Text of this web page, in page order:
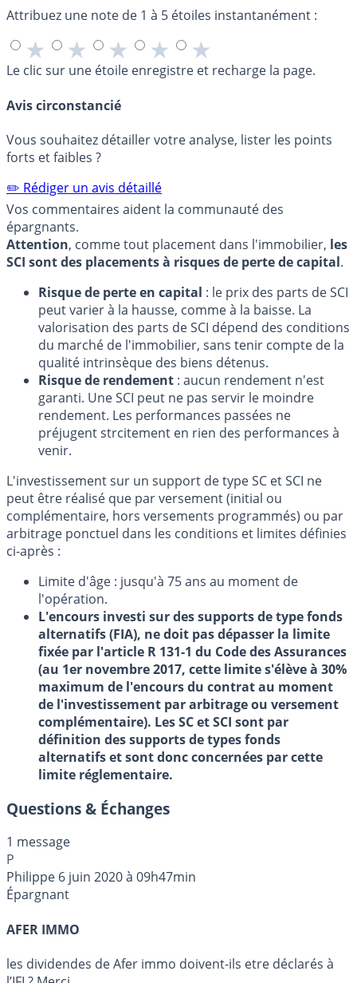
Attribuez une note de 1 à 5 étoiles instantanément :
★ ★ ★ ★ ★
Le clic sur une étoile enregistre et recharge la page.
Avis circonstancié
Vous souhaitez détailler votre analyse, lister les points
forts et faibles ?
✏️ Rédiger un avis détaillé
Vos commentaires aident la communauté des
épargnants.
Attention, comme tout placement dans l'immobilier, les
SCI sont des placements à risques de perte de capital.
Risque de perte en capital : le prix des parts de SCI
peut varier à la hausse, comme à la baisse. La
valorisation des parts de SCI dépend des conditions
du marché de l'immobilier, sans tenir compte de la
qualité intrinsèque des biens détenus.
Risque de rendement : aucun rendement n'est
garanti. Une SCI peut ne pas servir le moindre
rendement. Les performances passées ne
préjugent strcitement en rien des performances à
venir.
L'investissement sur un support de type SC et SCI ne
peut être réalisé que par versement (initial ou
complémentaire, hors versements programmés) ou par
arbitrage ponctuel dans les conditions et limites définies
ci-après :
Limite d'âge : jusqu'à 75 ans au moment de
l'opération.
L'encours investi sur des supports de type fonds
alternatifs (FIA), ne doit pas dépasser la limite
fixée par l'article R 131-1 du Code des Assurances
(au 1er novembre 2017, cette limite s'élève à 30%
maximum de l'encours du contrat au moment
de l'investissement par arbitrage ou versement
complémentaire). Les SC et SCI sont par
définition des supports de types fonds
alternatifs et sont donc concernées par cette
limite réglementaire.
Questions & Échanges
1 message
P
Philippe 6 juin 2020 à 09h47min
Épargnant
AFER IMMO
les dividendes de Afer immo doivent-ils etre déclarés à